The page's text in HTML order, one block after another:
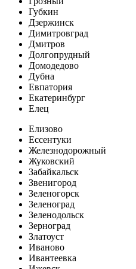
Губкин
Дзержинск
Димитровград
Дмитров
Долгопрудный
Домодедово
Дубна
Евпатория
Екатеринбург
Елец
Елизово
Ессентуки
Железнодорожный
Жуковский
Забайкальск
Звенигород
Зеленогорск
Зеленоград
Зеленодольск
Зерноград
Златоуст
Иваново
Ивантеевка